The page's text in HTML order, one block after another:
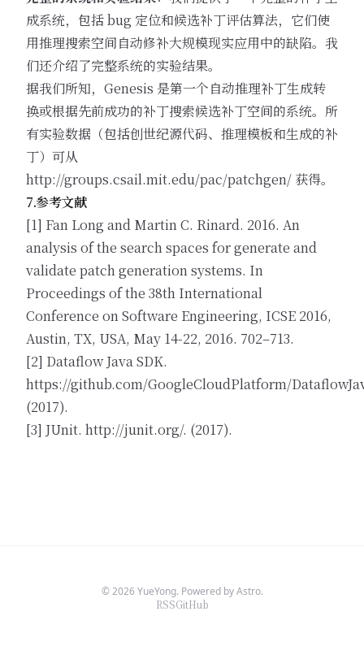
成系统，包括 bug 定位和候选补丁评估算法，它们使
用推理搜索空间自动修补大规模现实应用中的缺陷。我
们还介绍了完整系统的实验结果。
据我们所知，Genesis 是第一个自动推理补丁生成转
换或根据先前成功的补丁搜索候选补丁空间的系统。所
有实验数据（包括创世纪源代码、推理模板和生成的补
丁）可从
http://groups.csail.mit.edu/pac/patchgen/ 获得。
7.参考文献
[1] Fan Long and Martin C. Rinard. 2016. An
analysis of the search spaces for generate and
validate patch generation systems. In
Proceedings of the 38th International
Conference on Software Engineering, ICSE 2016,
Austin, TX, USA, May 14-22, 2016. 702–713.
[2] Dataflow Java SDK.
https://github.com/GoogleCloudPlatform/
(2017).
[3] JUnit. http://junit.org/. (2017).
© 2026 YueYong. Powered by Astro.
RSSGitHub